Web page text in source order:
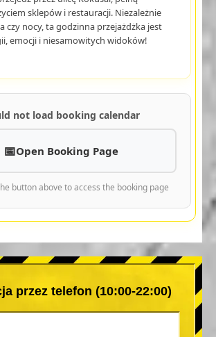
sklepów i restauracji. Niezależnie
czy nocy, ta godzinna przejażdżka jest
emocji i niesamowitych widoków!
not load booking calendar
Open Booking Page
button above to access the booking page
przez telefon (10:00-22:00)